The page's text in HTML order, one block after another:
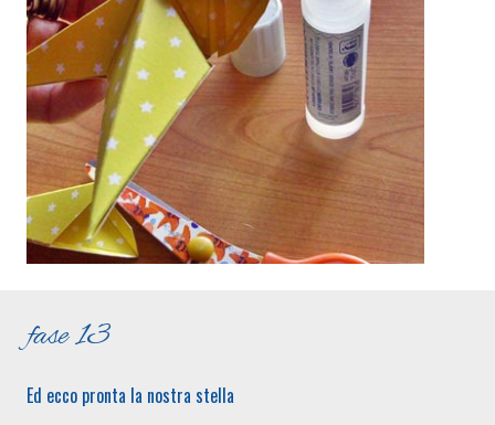
fase 13
Ed ecco pronta la nostra stella